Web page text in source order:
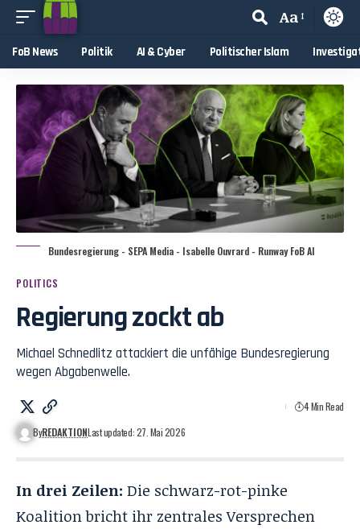
Aa
FoB News Politik AI & Cyber Politischer Islam
Bundesregierung - SEPA Media - Isabelle Ouvrard - Runway FoB AI
POLITICS
Regierung zockt ab
Michael Schnedlitz attackiert die unfähige Bundesregierung
wegen Abgabenwelle.
ByREDAKTIONLast updated: 27. Mai 2026
4 Min Read
In drei Zeilen: Die schwarz-rot-pinke
Koalition bricht ihr zentrales Versprechen